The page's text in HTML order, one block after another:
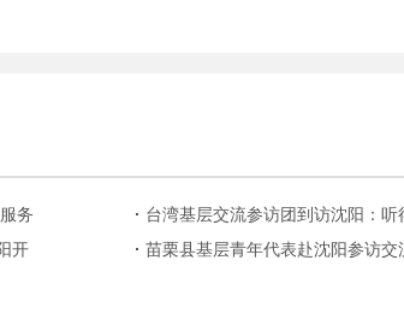
务
台湾基层交流参访团到访沈阳：听
实地看看
开
苗栗县基层青年代表赴沈阳参访交